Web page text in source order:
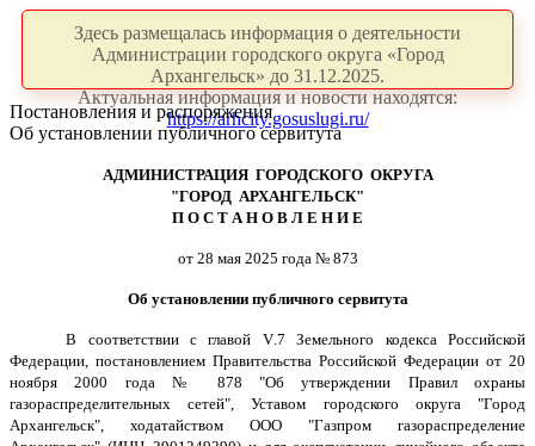
Здесь размещалась информация о деятельности
Администрации городского округа «Город
Архангельск» до 31.12.2025.
Актуальная информация и новости находятся:
https://arhcity.gosuslugi.ru/
Постановления и распоряжения
Об установлении публичного сервитута
АДМИНИСТРАЦИЯ ГОРОДСКОГО ОКРУГА
"ГОРОД АРХАНГЕЛЬСК"
П О С Т А Н О В Л Е Н И Е
от 28 мая 2025 года № 873
Об установлении публичного сервитута
В соответствии с главой V.7 Земельного кодекса Российской
Федерации, постановлением Правительства Российской Федерации от 20
ноября 2000 года № 878 "Об утверждении Правил охраны
газораспределительных сетей", Уставом городского округа "Город
Архангельск", ходатайством ООО "Газпром газораспределение